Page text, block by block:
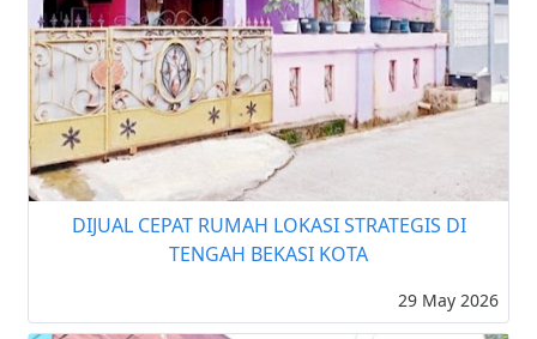
DIJUAL CEPAT RUMAH LOKASI STRATEGIS DI
TENGAH BEKASI KOTA
29 May 2026